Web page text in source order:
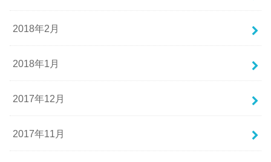
2018年2月
2018年1月
2017年12月
2017年11月